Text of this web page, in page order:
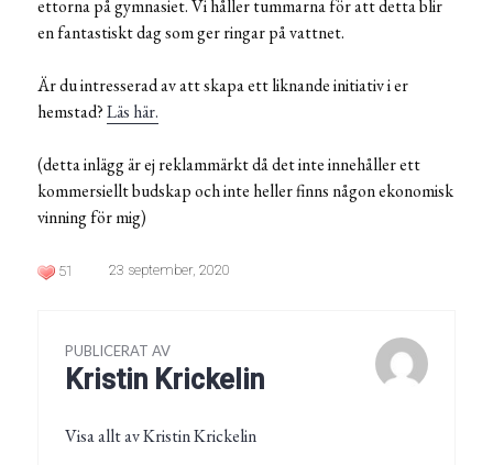
ettorna på gymnasiet. Vi håller tummarna för att detta blir
en fantastiskt dag som ger ringar på vattnet.
Är du intresserad av att skapa ett liknande initiativ i er
hemstad?Läs här.
(detta inlägg är ej reklammärkt då det inte innehåller ett
kommersiellt budskap och inte heller finns någon ekonomisk
vinning för mig)
51 23 september, 2020
PUBLICERAT AV
Kristin Krickelin
Visa allt av Kristin Krickelin